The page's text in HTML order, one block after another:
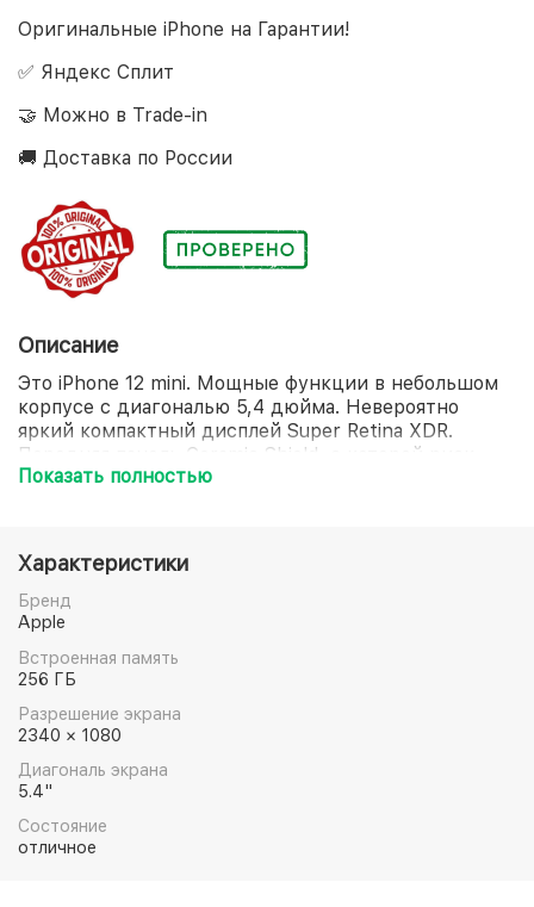
Оригинальные iPhone на Гарантии!
✅ Яндекс Сплит
🤝 Можно в Trade-in
🚚 Доставка по России
Описание
Это iPhone 12 mini. Мощные функции в небольшом
корпусе с диагональю 5,4 дюйма. Невероятно
яркий компактный дисплей Super Retina XDR.
Передняя панель Ceramic Shield, с которой риск
повреждений дисплея при падении в 4 раза ниже.
камерах. Съёмка, монтаж и воспроизведение HDR-
видео кинематографического качества в стандарте
Dolby Vision. Мощный процессор A14 Bionic. И
аксессуары MagSafe, которые мгновенно
примагничиваются и обеспечивают более быструю
беспроводную зарядку. Это миниатюрный
Показать полностью
Характеристики
Бренд
Apple
Встроенная память
256 ГБ
Разрешение экрана
2340 × 1080
Диагональ экрана
5.4"
Состояние
отличное